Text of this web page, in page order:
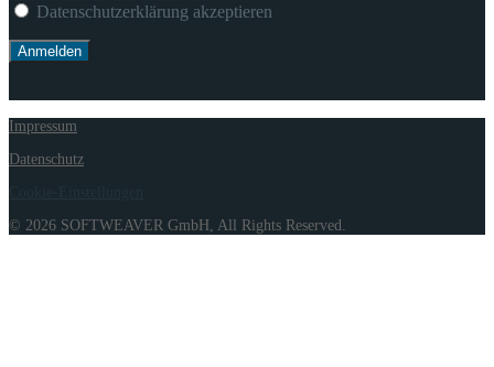
Datenschutzerklärung akzeptieren
Impressum
Datenschutz
© 2026 SOFTWEAVER GmbH, All Rights Reserved.